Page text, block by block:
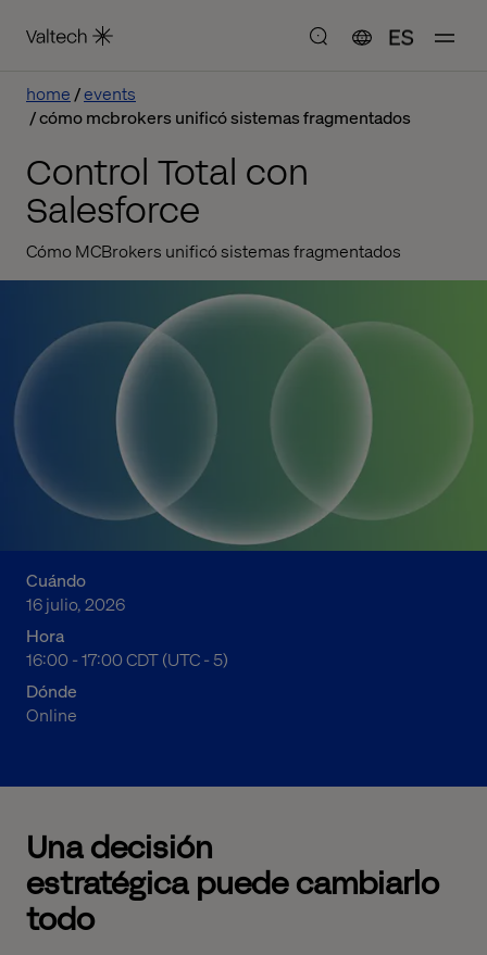
ES
home
events
cómo mcbrokers unificó sistemas fragmentados
Control Total con
Salesforce
Cómo MCBrokers unificó sistemas fragmentados
Cuándo
16 julio, 2026
Hora
11:00 a.m. to 12:00 p.m. Central Daylight Time
16:00 - 17:00 CDT (UTC - 5)
Dónde
Online
Una decisión
estratégica puede cambiarlo
todo